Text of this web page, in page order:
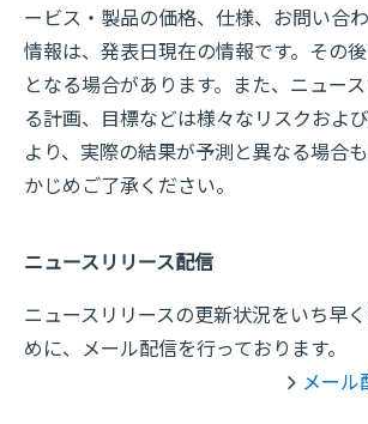
ービス・製品の価格、仕様、お問い合
情報は、発表日現在の情報です。その
となる場合があります。また、ニュー
る計画、目標などは様々なリスクおよ
より、実際の結果が予測と異なる場合
かじめご了承ください。
ニュースリリース配信
ニュースリリースの更新状況をいち早
めに、メール配信を行っております。
メール